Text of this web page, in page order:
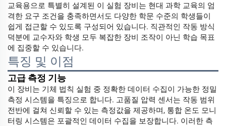
교육용으로 특별히 설계된 이 실험 장비는 현대 과학 교육의 엄
격한 요구 조건을 충족하면서도 다양한 학문 수준의 학생들이
쉽게 접근할 수 있도록 구성되어 있습니다. 직관적인 작동 방식
덕분에 교수자와 학생 모두 복잡한 장비 조작이 아닌 학습 목표
에 집중할 수 있습니다.
특징 및 이점
고급 측정 기능
이 장비는 기체 법칙 실험 중 정확한 데이터 수집이 가능한 정밀
측정 시스템을 특징으로 합니다. 고품질 압력 센서는 작동 범위
전반에 걸쳐 신뢰할 수 있는 측정값을 제공하며, 통합 온도 모니
터링 시스템은 포괄적인 데이터 수집을 보장합니다. 이러한 측